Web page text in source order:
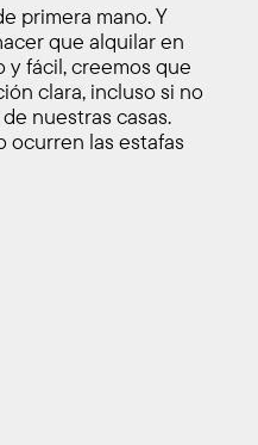
primera mano. Y
que alquilar en
y fácil, creemos que
clara, incluso si no
nuestras casas.
ocurren las estafas